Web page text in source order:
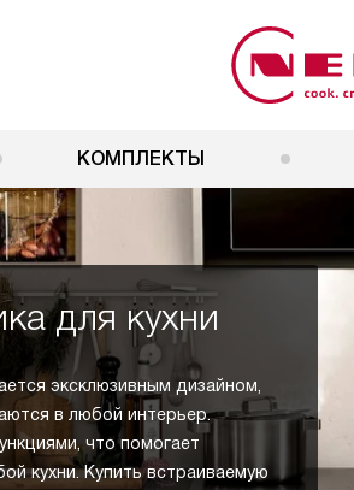
КОМПЛЕКТЫ
для кухни
эксклюзивным дизайном,
в любой интерьер.
что помогает
кухни. Купить встраиваемую